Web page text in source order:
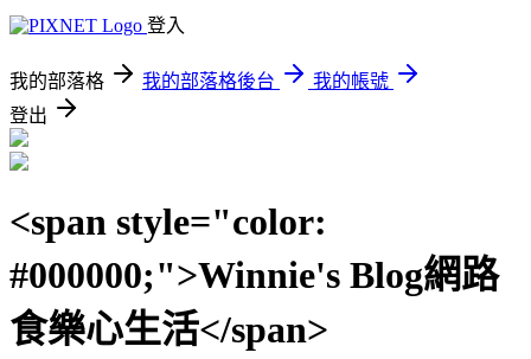
登入
我的部落格 我的部落格後台
我的帳號
登出
<span style="color:
#000000;">Winnie's Blog網路
食樂心生活</span>